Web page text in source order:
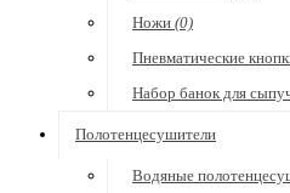
Ножи (0)
Пневматические
Набор банок для
Полотенцесушители
Водяные